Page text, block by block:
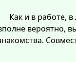
Как и в работе,
вероятно,